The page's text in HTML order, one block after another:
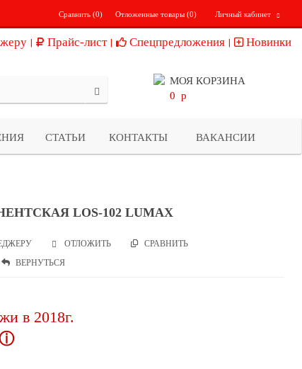
Личный кабинет
Отложенные товары (0)
Сравнить (0)
Прайс-лист Спецпредложения Новинки
МОЯ КОРЗИНА
0 p
СТАТЬИ КОНТАКТЫ ВАКАНСИИ
LOS-102 LUMAX
ОТЛОЖИТЬ
СРАВНИТЬ
ВЕРНУТЬСЯ
в 2018г.